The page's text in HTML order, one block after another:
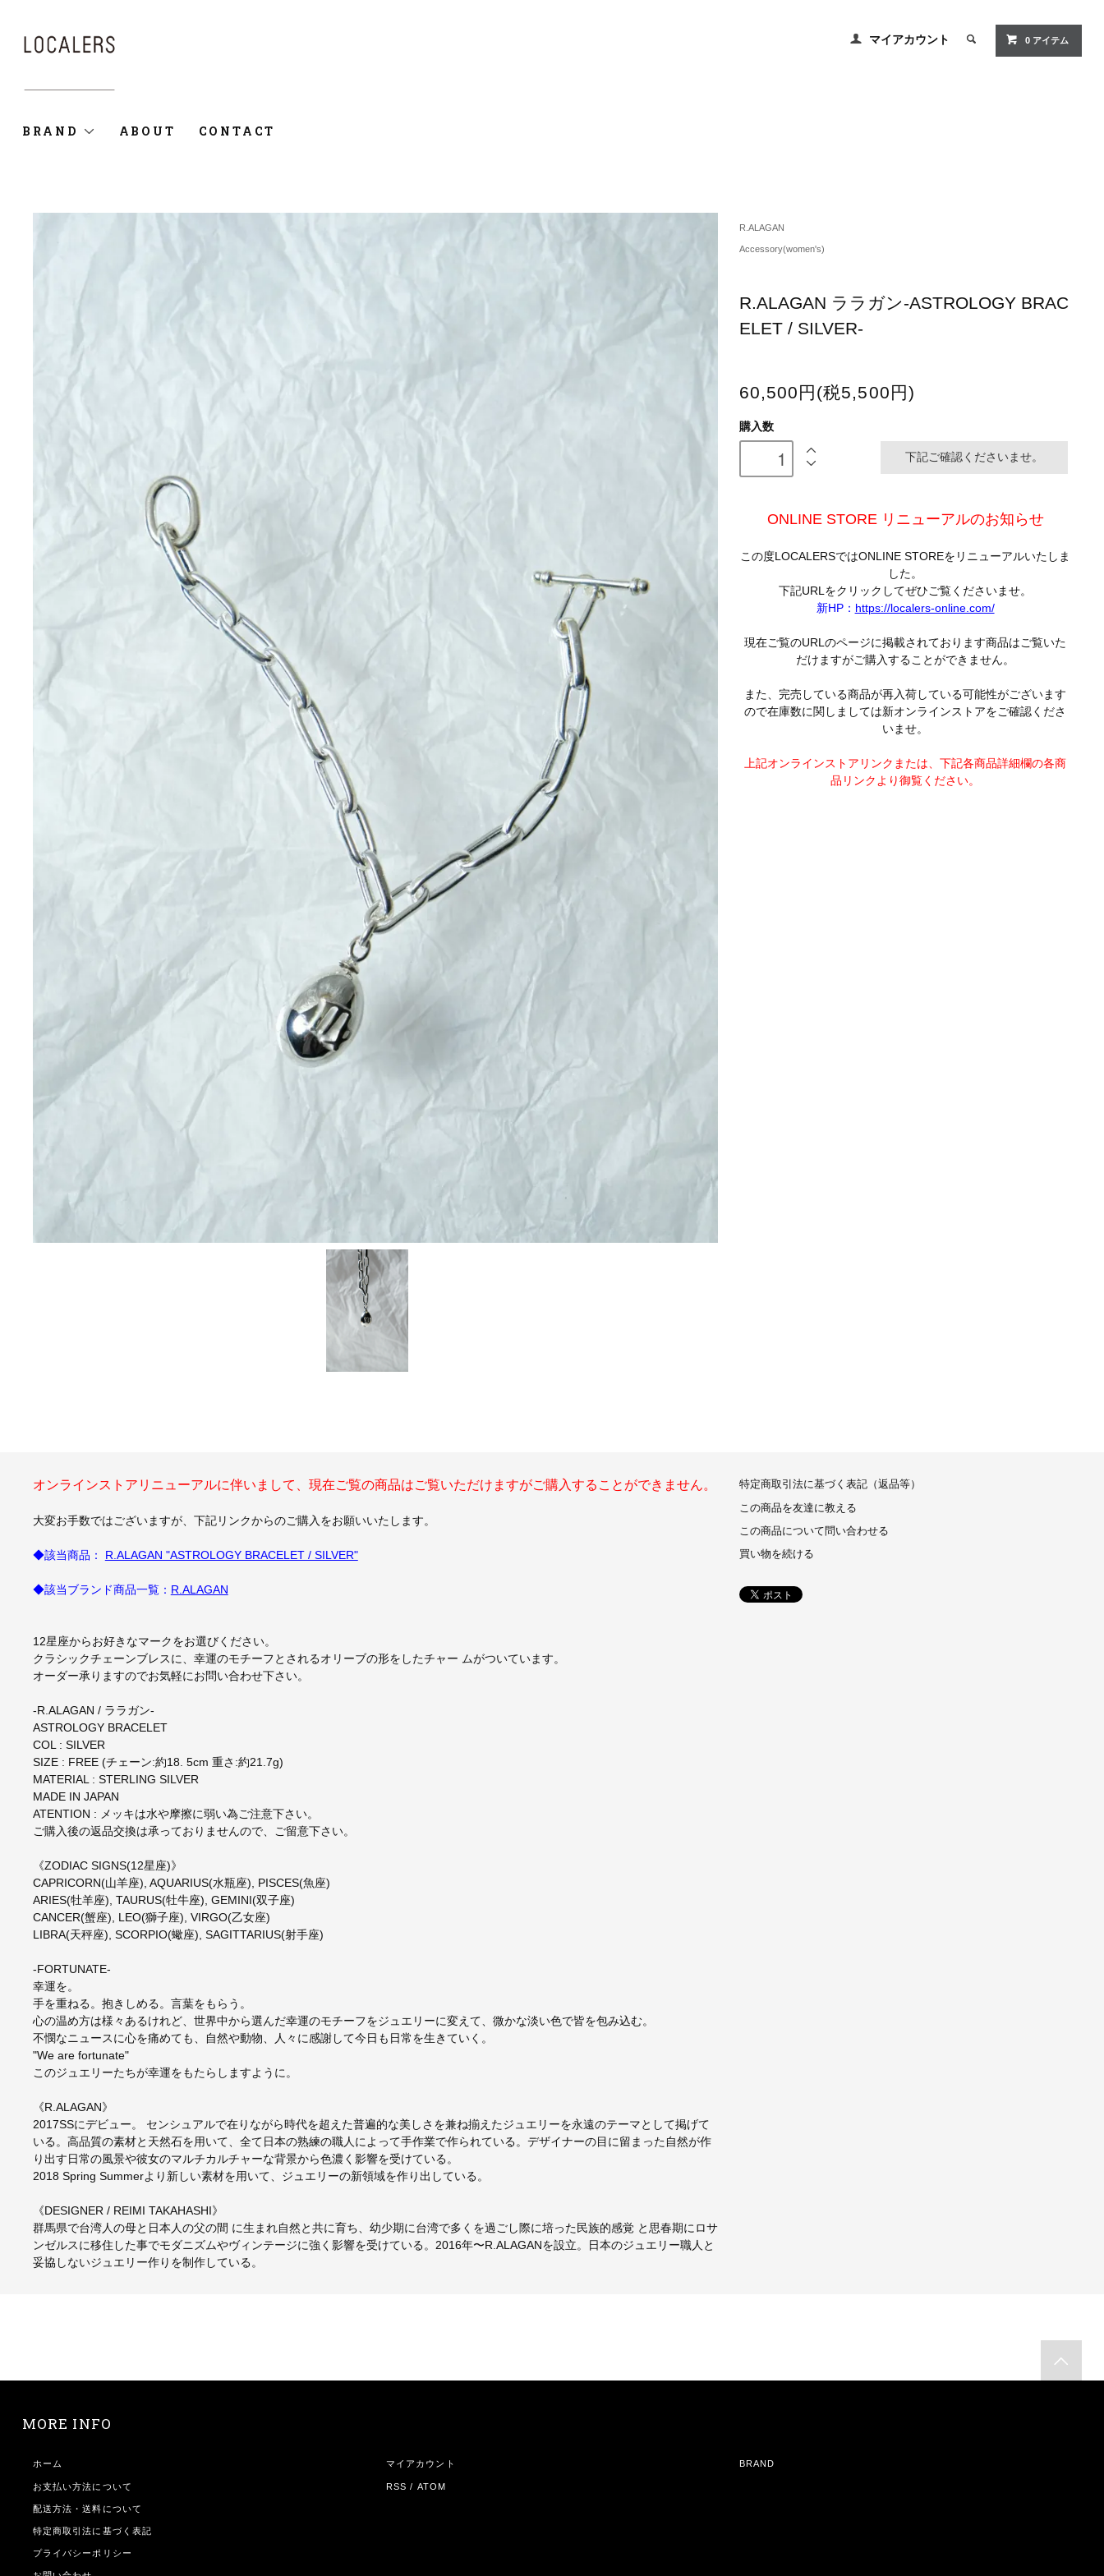
マイアカウント 0 アイテム
BRAND ABOUT CONTACT
R.ALAGAN
Accessory(women's)
R.ALAGAN ララガン-ASTROLOGY BRAC
ELET / SILVER-
60,500円(税5,500円)
購入数
下記ご確認くださいませ。
ONLINE STORE リニューアルのお知らせ
この度LOCALERSではONLINE STOREをリニューアルいたしま
した。
下記URLをクリックしてぜひご覧くださいませ。
新HP： https://localers-online.com/
現在ご覧のURLのページに掲載されております商品はご覧いた
だけますがご購入することができません。
また、完売している商品が再入荷している可能性がございます
ので在庫数に関しましては新オンラインストアをご確認くださ
いませ。
上記オンラインストアリンクまたは、下記各商品詳細欄の各商
品リンクより御覧ください。
オンラインストアリニューアルに伴いまして、現在ご覧の商品はご覧いただけますがご購入することができません。
大変お手数ではございますが、下記リンクからのご購入をお願いいたします。
◆該当商品： R.ALAGAN "ASTROLOGY BRACELET / SILVER"
◆該当ブランド商品一覧： R.ALAGAN
12星座からお好きなマークをお選びください。
クラシックチェーンブレスに、幸運のモチーフとされるオリーブの形をしたチャー ムがついています。
オーダー承りますのでお気軽にお問い合わせ下さい。
-R.ALAGAN / ララガン-
ASTROLOGY BRACELET
COL : SILVER
SIZE : FREE (チェーン:約18. 5cm 重さ:約21.7g)
MATERIAL : STERLING SILVER
MADE IN JAPAN
ATENTION : メッキは水や摩擦に弱い為ご注意下さい。
ご購入後の返品交換は承っておりませんので、ご留意下さい。
《ZODIAC SIGNS(12星座)》
CAPRICORN(山羊座), AQUARIUS(水瓶座), PISCES(魚座)
ARIES(牡羊座), TAURUS(牡牛座), GEMINI(双子座)
CANCER(蟹座), LEO(獅子座), VIRGO(乙女座)
LIBRA(天秤座), SCORPIO(蠍座), SAGITTARIUS(射手座)
-FORTUNATE-
幸運を。
手を重ねる。抱きしめる。言葉をもらう。
心の温め方は様々あるけれど、世界中から選んだ幸運のモチーフをジュエリーに変えて、微かな淡い色で皆を包み込む。
不憫なニュースに心を痛めても、自然や動物、人々に感謝して今日も日常を生きていく。
"We are fortunate"
このジュエリーたちが幸運をもたらしますように。
《R.ALAGAN》
2017SSにデビュー。 センシュアルで在りながら時代を超えた普遍的な美しさを兼ね揃えたジュエリーを永遠のテーマとして掲げて
いる。高品質の素材と天然石を用いて、全て日本の熟練の職人によって手作業で作られている。デザイナーの目に留まった自然が作
り出す日常の風景や彼女のマルチカルチャーな背景から色濃く影響を受けている。
2018 Spring Summerより新しい素材を用いて、ジュエリーの新領域を作り出している。
《DESIGNER / REIMI TAKAHASHI》
群馬県で台湾人の母と日本人の父の間 に生まれ自然と共に育ち、幼少期に台湾で多くを過ごし際に培った民族的感覚 と思春期にロサ
ンゼルスに移住した事でモダニズムやヴィンテージに強く影響を受けている。2016年〜R.ALAGANを設立。日本のジュエリー職人と
妥協しないジュエリー作りを制作している。
特定商取引法に基づく表記（返品等）
この商品を友達に教える
この商品について問い合わせる
買い物を続ける
MORE INFO
ホーム
お支払い方法について
配送方法・送料について
特定商取引法に基づく表記
プライバシーポリシー
マイアカウント
RSS / ATOM
BRAND